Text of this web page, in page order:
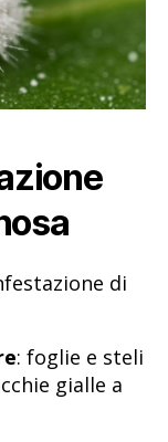
di
: foglie e steli
gialle a